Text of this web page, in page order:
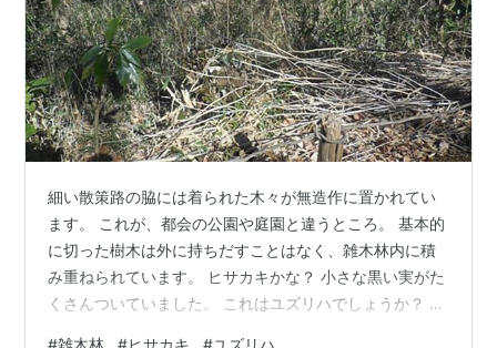
細い散策路の脇には着られた木々が無造作に置かれてい
ます。 これが、都会の公園や庭園と違うところ。 基本的
に切った樹木は外に持ちだすことはなく、雑木林内に積
み重ねられています。 ヒサカキかな？ 小さな黒い実がた
くさんついていました。 これはユズリハでしょうか？ 葉